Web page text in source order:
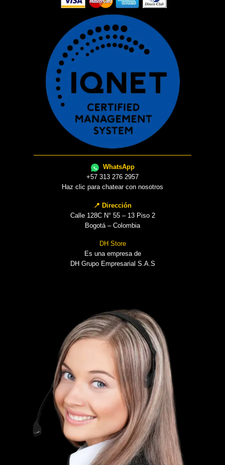
WhatsApp
+57 313 276 2957
Haz clic para chatear con nosotros
📍 Dirección
Calle 128C N° 55 – 13 Piso 2
Bogotá – Colombia
DH Store
Es una empresa de
DH Grupo Empresarial S.A.S